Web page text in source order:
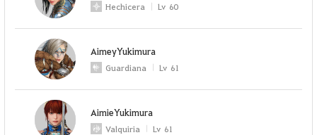
Hechicera Lv 60
AimeyYukimura
Guardiana Lv 61
AimieYukimura
Valquiria Lv 61